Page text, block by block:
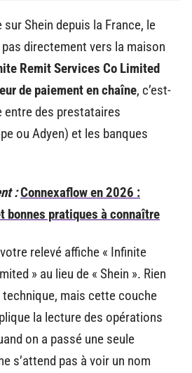
Shein depuis la France, le
directement vers la maison
Remit Services Co Limited
de paiement en chaîne, c’est-
entre des prestataires
ou Adyen) et les banques
:Connexaflow en 2026 :
bonnes pratiques à connaître
relevé affiche « Infinite
» au lieu de « Shein ». Rien
technique, mais cette couche
la lecture des opérations
on a passé une seule
s’attend pas à voir un nom